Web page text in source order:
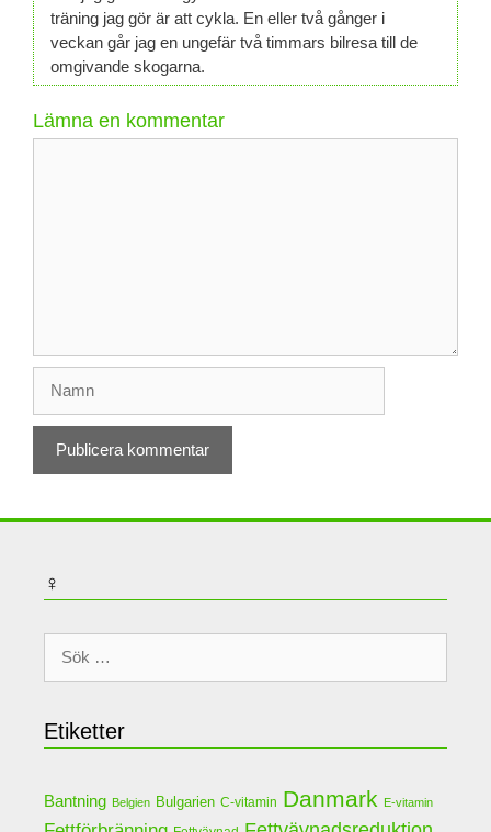
träning jag gör är att cykla. En eller två gånger i
veckan går jag en ungefär två timmars bilresa till de
omgivande skogarna.
Lämna en kommentar
♀
Sök
Etiketter
Bantning Belgien Bulgarien C-vitamin Danmark E-vitamin